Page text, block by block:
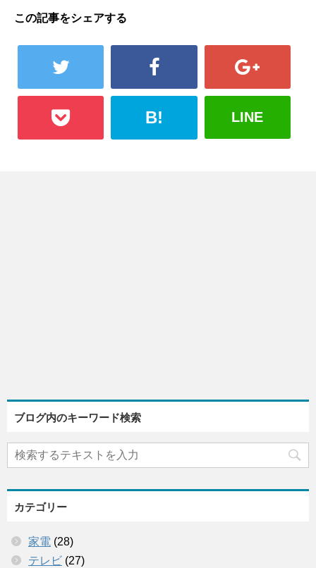
この記事をシェアする
B! LINE
ブログ内のキーワード検索
カテゴリー
家電 (28)
テレビ (27)